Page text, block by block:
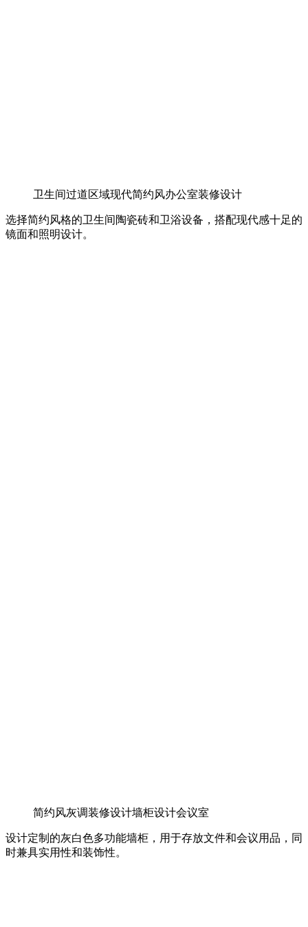
卫生间过道区域现代简约风办公室装修设计
选择简约风格的卫生间陶瓷砖和卫浴设备，搭配现代感十足的
镜面和照明设计。
简约风灰调装修设计墙柜设计会议室
设计定制的灰白色多功能墙柜，用于存放文件和会议用品，同
时兼具实用性和装饰性。